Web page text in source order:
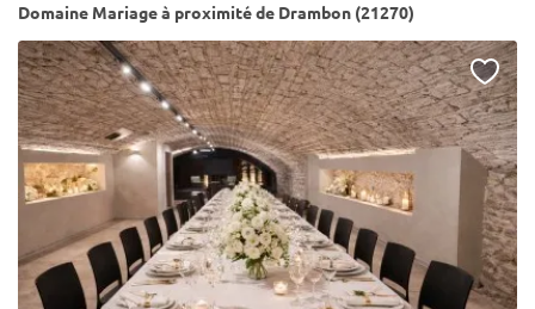
Domaine Mariage à proximité de Drambon (21270)